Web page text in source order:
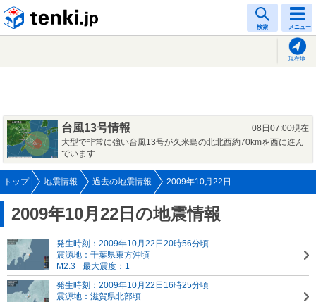
検索 メニュー
現在地
台風13号情報
08日07:00現在
大型で非常に強い台風13号が久米島の北北西約70kmを西に進ん
でいます
トップ 地震情報 過去の地震情報 2009年10月22日
2009年10月22日の地震情報
発生時刻：2009年10月22日20時56分頃
震源地：千葉県東方沖頃
M2.3
最大震度：1
発生時刻：2009年10月22日16時25分頃
震源地：滋賀県北部頃